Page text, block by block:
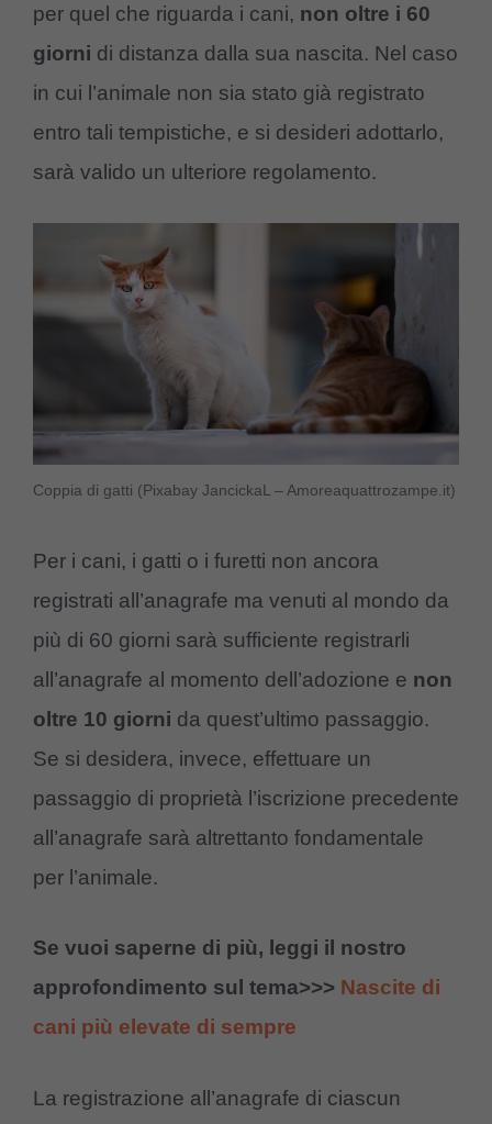
per quel che riguarda i cani, non oltre i 60
giorni di distanza dalla sua nascita. Nel caso
in cui l’animale non sia stato già registrato
entro tali tempistiche, e si desideri adottarlo,
sarà valido un ulteriore regolamento.
Coppia di gatti (Pixabay JancickaL – Amoreaquattrozampe.it)
Per i cani, i gatti o i furetti non ancora
registrati all’anagrafe ma venuti al mondo da
più di 60 giorni sarà sufficiente registrarli
all’anagrafe al momento dell’adozione e non
oltre 10 giorni da quest’ultimo passaggio.
Se si desidera, invece, effettuare un
passaggio di proprietà l’iscrizione precedente
all’anagrafe sarà altrettanto fondamentale
per l’animale.
Se vuoi saperne di più, leggi il nostro
approfondimento sul tema>>> Nascite di
cani più elevate di sempre
La registrazione all’anagrafe di ciascun